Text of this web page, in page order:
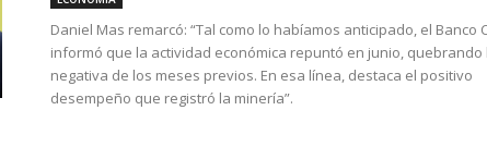
Daniel Mas remarcó: “Tal como lo habíamos anticipado, el Banco
informó que la actividad económica repuntó en junio, quebrando
negativa de los meses previos. En esa línea, destaca el positivo
desempeño que registró la minería”.